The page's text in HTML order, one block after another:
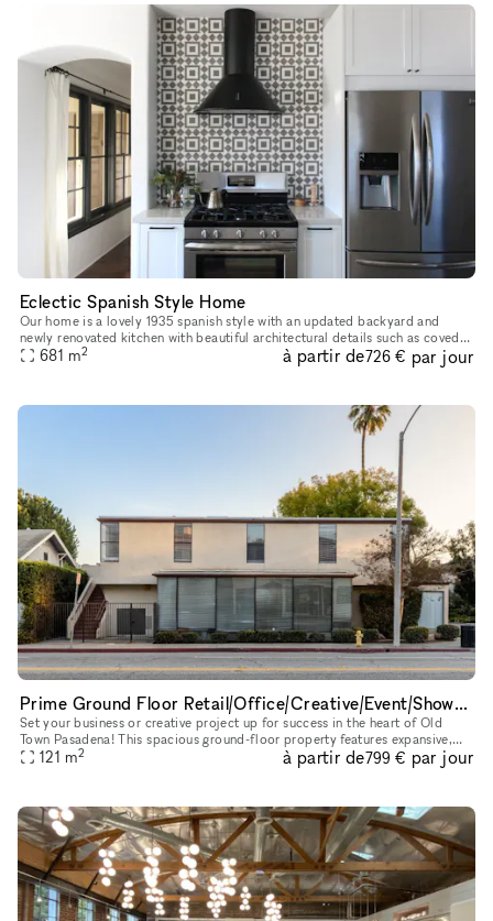
Eclectic Spanish Style Home
Our home is a lovely 1935 spanish style with an updated backyard and
newly renovated kitchen with beautiful architectural details such as coved
ceilings, original windows and arched doorways througho
681 m2 à partir de726 € par jour
Prime Ground Floor Retail/Office/Creative/Event/Showroom Space in Old Town Pasadena
Set your business or creative project up for success in the heart of Old
Town Pasadena! This spacious ground-floor property features expansive,
street-facing windows that fill the space with natural
121 m2 à partir de799 € par jour